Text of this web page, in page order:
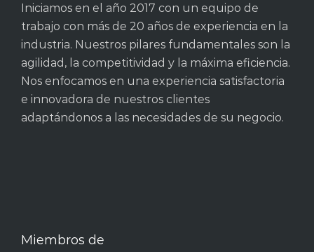
Iniciamos en el año 2017 con un equipo de
trabajo con más de 20 años de experiencia en la
industria. Nuestros pilares fundamentales son la
agilidad, la competitividad y la máxima eficiencia.
Nos enfocamos en una experiencia satisfactoria
e innovadora de nuestros clientes
adaptándonos a las necesidades de su negocio.
Miembros de